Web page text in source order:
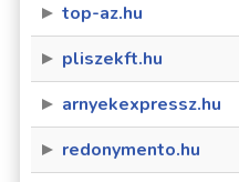
top-az.hu
pliszekft.hu
arnyekexpressz.hu
redonymento.hu